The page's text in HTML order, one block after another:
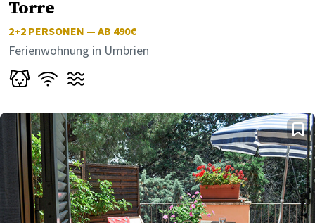
Torre
2+2 PERSONEN — AB 490€
Ferienwohnung in Umbrien